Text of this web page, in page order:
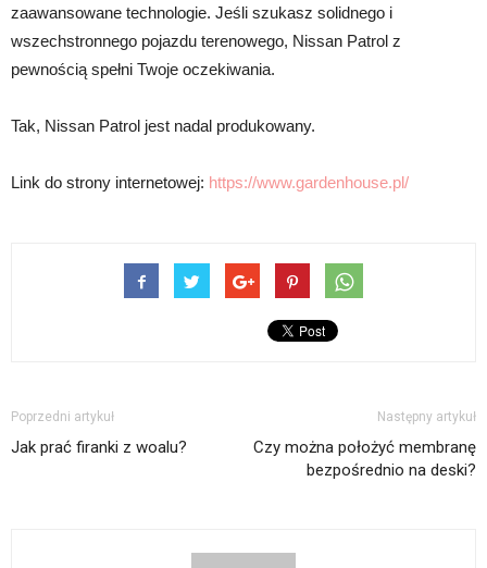
zaawansowane technologie. Jeśli szukasz solidnego i
wszechstronnego pojazdu terenowego, Nissan Patrol z
pewnością spełni Twoje oczekiwania.
Tak, Nissan Patrol jest nadal produkowany.
Link do strony internetowej: https://www.gardenhouse.pl/
Poprzedni artykuł
Jak prać firanki z woalu?
Następny artykuł
Czy można położyć membranę
bezpośrednio na deski?